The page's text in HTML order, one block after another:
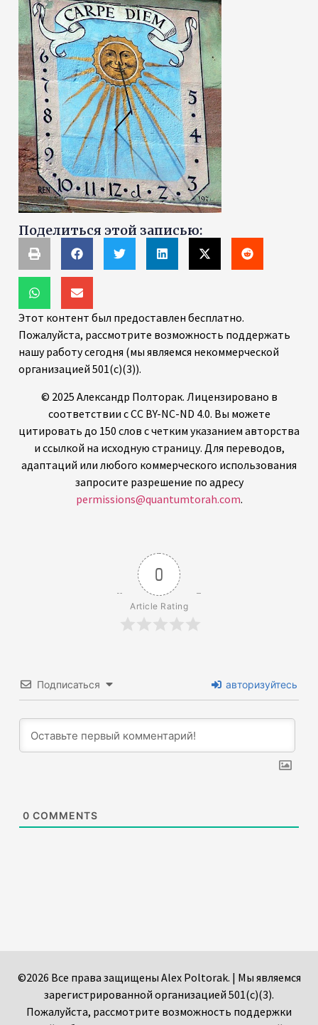
Поделиться этой записью:
Этот контент был предоставлен бесплатно.
Пожалуйста, рассмотрите возможность поддержать
нашу работу сегодня (мы являемся некоммерческой
организацией 501(c)(3)).
© 2025 Александр Полторак. Лицензировано в
соответствии с CC BY-NC-ND 4.0. Вы можете
цитировать до 150 слов с четким указанием авторства
и ссылкой на исходную страницу. Для переводов,
адаптаций или любого коммерческого использования
запросите разрешение по адресу
permissions@quantumtorah.com.
0
Article Rating
Подписаться авторизуйтесь
0 COMMENTS
©2026 Все права защищены Alex Poltorak. | Мы являемся
зарегистрированной организацией 501(c)(3).
Пожалуйста, рассмотрите возможность поддержки